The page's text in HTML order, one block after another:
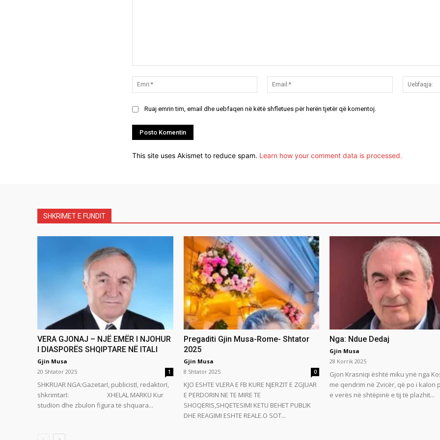
Emri:*
Email:*
Ruaj emrin tim, email dhe uebfaqen në këtë shfletues për herën tjetër që komentoj.
This site uses Akismet to reduce spam. Learn how your comment data is processed.
SHKRIMET E FUNDIT
VERA GJONAJ – NJË EMËR I NJOHUR
I DIASPORËS SHQIPTARE NË ITALI
Gjin Musa
20 Shtator 2025
1
SHKRUAR NGA:GazetarI, publicistI, redaktorI,
shkrimtarI: XHELAL MARKU Kur
studion dhe zbulon figura të shquara...
Pregaditi Gjin Musa-Rome- Shtator
2025
Gjin Musa
8 Shtator 2025
0
KJO ESHTE VLERA E FB KURE NJERZIT E ZGJUAR
E PERDORIN NE TE MIRE TE
SHOQERIS,SHQETESIMI KETU BEHET PUBLIK
DHE REAGIMI ESHTE REALE.O SOT...
Nga: Ndue Dedaj
Gjin Musa
28 Korrik 2025
Gjon Krasniqi është miku ynë nga
me qendrim në Zvicër, që po i kalon
e verës në shtëpinë e tij të plazhit...